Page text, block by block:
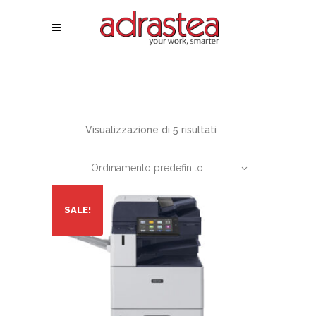
Visualizzazione di 5 risultati
Ordinamento predefinito
SALE!